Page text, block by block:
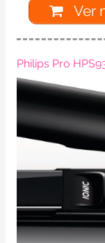
Ver
Philips Pro